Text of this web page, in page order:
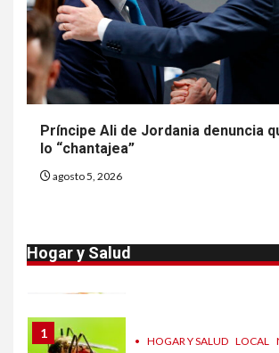
Príncipe Ali de Jordania denuncia
lo “chantajea”
agosto 5, 2026
Hogar y Salud
Más casos de
EEUU este año que
9 ESTADOS UNIDOS
NOTICIAS
Van 4,100 casos
por parásito que
Sigue investigación
Taylor Farms por
1
• HOGAR Y SALUD LOCAL